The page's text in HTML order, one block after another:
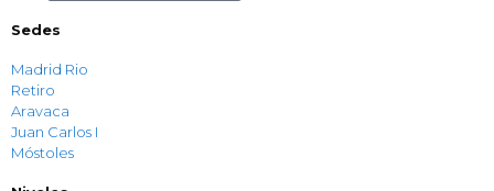
Sedes
Madrid Rio
Retiro
Aravaca
Juan Carlos I
Móstoles